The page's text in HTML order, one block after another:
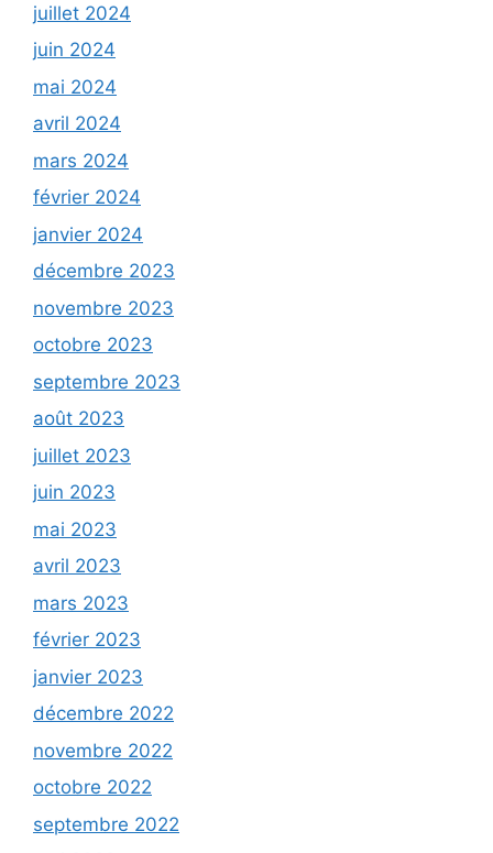
juillet 2024
juin 2024
mai 2024
avril 2024
mars 2024
février 2024
janvier 2024
décembre 2023
novembre 2023
octobre 2023
septembre 2023
août 2023
juillet 2023
juin 2023
mai 2023
avril 2023
mars 2023
février 2023
janvier 2023
décembre 2022
novembre 2022
octobre 2022
septembre 2022